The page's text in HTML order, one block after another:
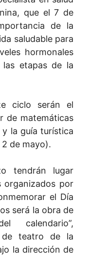
que el 7 de
de la
saludable para
hormonales
etapas de la
ciclo serán el
de matemáticas
y la guía turística
de mayo).
tendrán lugar
organizados por
el Día
será la obra de
calendario”,
de teatro de la
la dirección de